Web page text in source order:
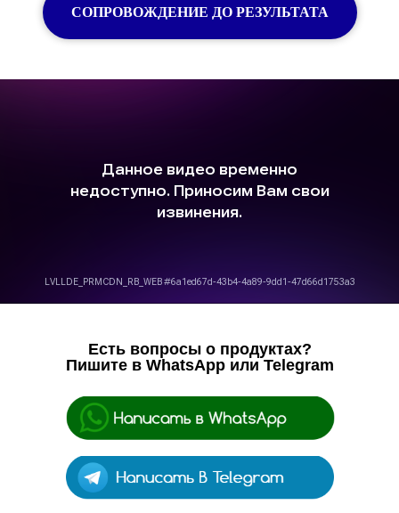
СОПРОВОЖДЕНИЕ ДО РЕЗУЛЬТАТА
Есть вопросы о продуктах?
Пишите в WhatsApp или Telegram